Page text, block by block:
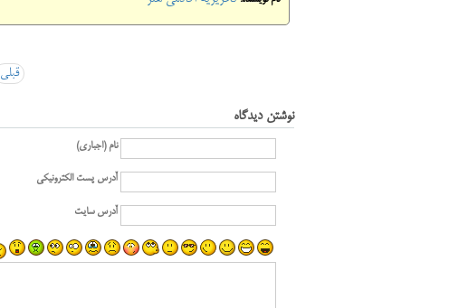
قبلی
نوشتن دیدگاه
نام (اجباری)
آدرس پست الکترونیکی
آدرس سایت